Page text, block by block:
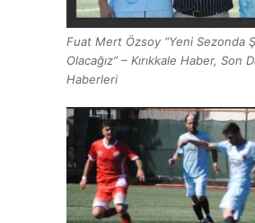
Fuat Mert Özsoy “Yeni Sezonda
Olacağız” – Kırıkkale Haber, Son
Haberleri